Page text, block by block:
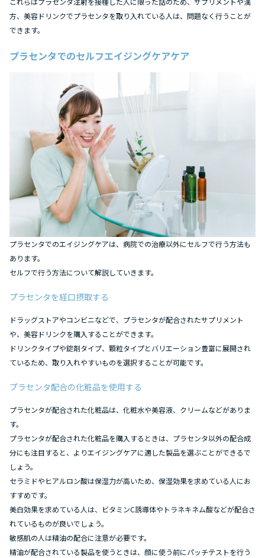
方、美容ドリンクでプラセンタを取り入れている人は、問題なく行うことが
できます。
プラセンタでのセルフエイジングケアケア
プラセンタでのエイジングケアは、病院での治療以外にセルフで行う方法も
あります。
セルフで行う方法について解説していきます。
プラセンタを経口摂取する
ドラッグストアやコンビニなどで、プラセンタが配合されたサプリメント
や、美容ドリンクを購入することができます。
ドリンクタイプや錠剤タイプ、顆粒タイプとバリエーション豊富に展開され
ているため、取り入れやすいものを選択することが可能です。
プラセンタ配合の化粧品を使用する
プラセンタが配合された化粧品は、化粧水や美容液、クリームなどがありま
す。
プラセンタが配合された化粧品を購入するときは、プラセンタ以外の配合成
分にも注目すると、よりエイジングケアに適した製品を選ぶことができるで
しょう。
セラミドやヒアルロン酸は保湿力が高いため、保湿効果を求めている人にお
すすめです。
美白効果を求めている人は、ビタミンC誘導体やトラネキネム酸などが配合さ
れているものが良いでしょう。
敏感肌の人は精油の配合に注意が必要です。
精油が配合されている製品を使うときは、顔に使う前にパッチテストを行う